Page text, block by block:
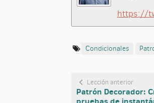
https://
Condicionales
Lección anterior
Patrón Decorador:
pruebas de